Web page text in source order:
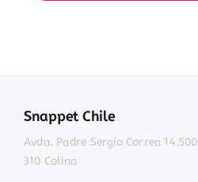
Snappet Chile
Avda. Padre Sergio Correa 14.500
310 Colina